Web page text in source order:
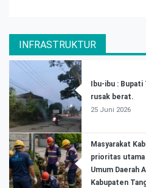
INFRASTRUKTUR
Ibu-ibu :
rusak berat.
25 Juni 2026
Masyarakat
prioritas utama
Umum Daerah
Kabupaten